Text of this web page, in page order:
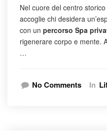
Nel cuore del centro
accoglie chi desidera
con un percorso Spa
rigenerare corpo e mente.
…
No Comments In